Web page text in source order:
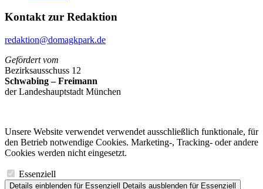
Kontakt zur Redaktion
redaktion@domagkpark.de
Gefördert vom
Bezirksausschuss 12
Schwabing – Freimann
der Landeshauptstadt München
Unsere Website verwendet verwendet ausschließlich funktionale, für
den Betrieb notwendige Cookies. Marketing-, Tracking- oder andere
Cookies werden nicht eingesetzt.
Essenziell
Details einblenden für Essenziell Details ausblenden für Essenziell